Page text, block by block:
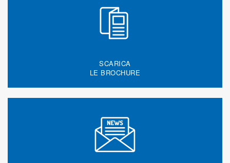
SCARICA
LE BROCHURE